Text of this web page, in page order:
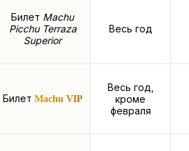
Билет Machu
Picchu Terraza
Superior
Весь год
Билет Machu VIP
Весь год,
кроме
февраля